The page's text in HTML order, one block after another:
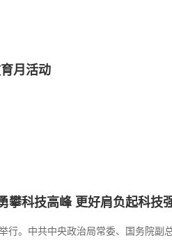
月活动
攀科技高峰 更好肩负起科技
行。中共中央政治局常委、国务院副